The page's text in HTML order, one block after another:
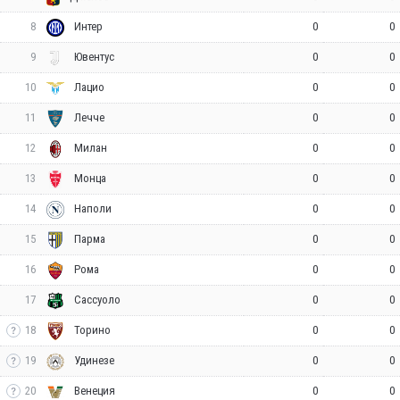
8 Интер 0 0
9 Ювентус 0 0
10 Лацио 0 0
11 Лечче 0 0
12 Милан 0 0
13 Монца 0 0
14 Наполи 0 0
15 Парма 0 0
16 Рома 0 0
17 Сассуоло 0 0
18 Торино 0 0
19 Удинезе 0 0
20 Венеция 0 0